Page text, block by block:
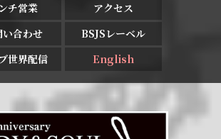
チ営業
アクセス
い合わせ
BSJSレーベル
世界配信
English